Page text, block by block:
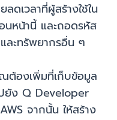
ดเวลาที่ผู้สร้างใช้ใน
นหน้านี้ และถอดรหัส
ละทรัพยากรอื่น ๆ
ต้องเพิ่มที่เก็บข้อมูล
ยัง Q Developer
จากนั้น ให้สร้าง